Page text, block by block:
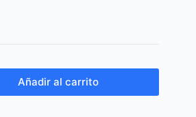
Añadir al carrito